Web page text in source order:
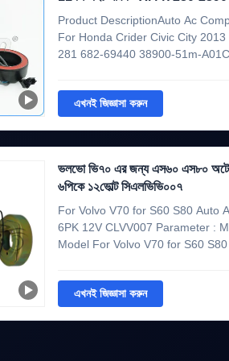
38900-51 এম-এ01
Product DescriptionAuto Ac
For Honda Crider Civic City
281 682-69440 38900-51m-
Model10SRE11CWeixing
এখনই জিজ্ঞাসা করুন
ভলভো ভি৭০ এর জন্য এস৬০ এস৮০ অটো
৬পিকে ১২ভোল্ট সিএলভিভি০০৭
For Volvo V70 for S60 S80 Auto
6PK 12V CLVV007 Parameter :
Model For Volvo V70 for S60
6PK 125MM Note If you need
part will ...
এখনই জিজ্ঞাসা করুন